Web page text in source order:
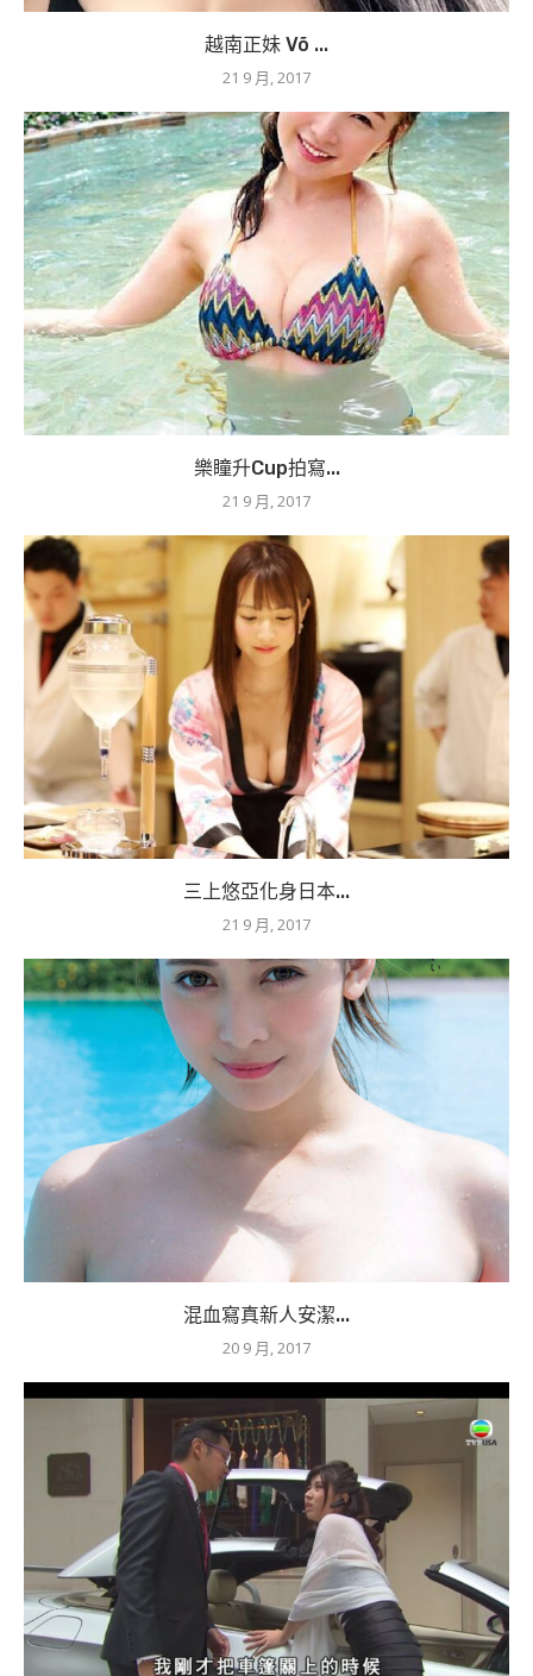
越南正妹 Võ ...
21 9 月, 2017
樂瞳升Cup拍寫...
21 9 月, 2017
三上悠亞化身日本...
21 9 月, 2017
混血寫真新人安潔...
20 9 月, 2017